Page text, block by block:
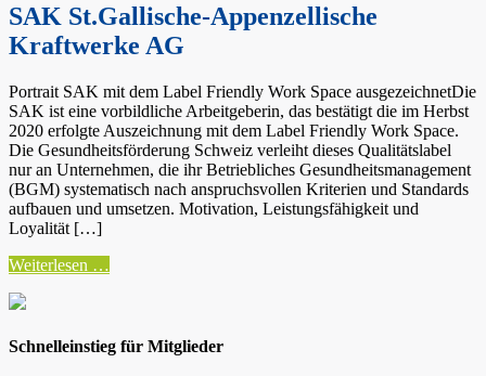
SAK St.Gallische-Appenzellische
Kraftwerke AG
Portrait SAK mit dem Label Friendly Work Space ausgezeichnetDie
SAK ist eine vorbildliche Arbeitgeberin, das bestätigt die im Herbst
2020 erfolgte Auszeichnung mit dem Label Friendly Work Space.
Die Gesundheitsförderung Schweiz verleiht dieses Qualitätslabel
nur an Unternehmen, die ihr Betriebliches Gesundheitsmanagement
(BGM) systematisch nach anspruchsvollen Kriterien und Standards
aufbauen und umsetzen. Motivation, Leistungsfähigkeit und
Loyalität […]
Weiterlesen …
Kraftwerke
AG
Schnelleinstieg für Mitglieder